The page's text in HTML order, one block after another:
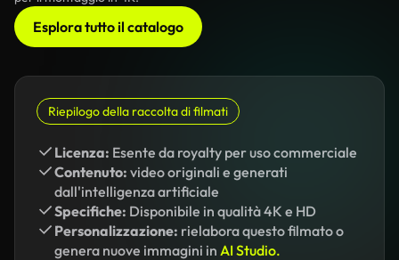
Esplora tutto il catalogo
Riepilogo della raccolta di filmati
Licenza: Esente da royalty per uso commerciale
Contenuto: video originali e generati
dall'intelligenza artificiale
Specifiche: Disponibile in qualità 4K e HD
Personalizzazione: rielabora questo filmato o
genera nuove immagini in AI Studio.